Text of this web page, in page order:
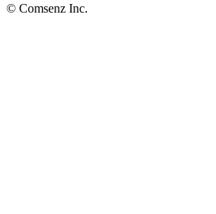
© Comsenz Inc.